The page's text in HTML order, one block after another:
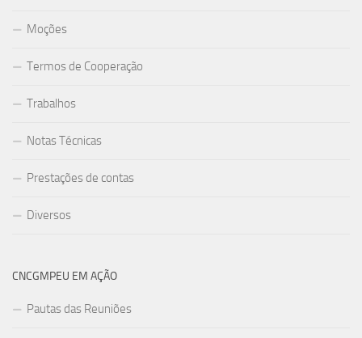
Moções
Termos de Cooperação
Trabalhos
Notas Técnicas
Prestações de contas
Diversos
CNCGMPEU EM AÇÃO
Pautas das Reuniões